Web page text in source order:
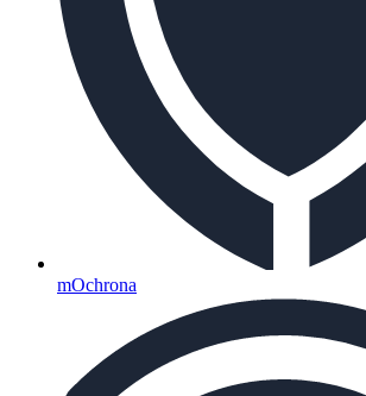
mOchrona